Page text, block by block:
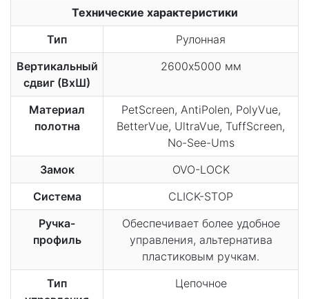
Технические характеристики
Тип
Рулонная
Вертикальный
сдвиг (ВхШ)
2600х5000 мм
Материал
полотна
PetScreen, AntiPolen, PolyVue,
BetterVue, UltraVue, TuffScreen,
No-See-Ums
Замок
OVO-LOCK
Система
CLICK-STOP
Ручка-
профиль
Обеспечивает более удобное
управления, альтернатива
пластиковым ручкам.
Тип
Цепочное